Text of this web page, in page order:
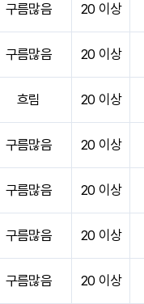
구름많음 20 이상
구름많음 20 이상
흐림 20 이상
구름많음 20 이상
구름많음 20 이상
구름많음 20 이상
구름많음 20 이상